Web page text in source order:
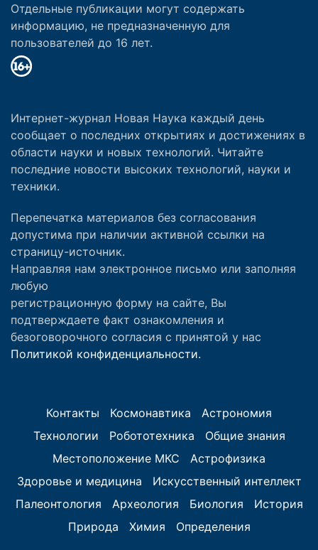
Отдельные публикации могут содержать
информацию, не предназначенную для
пользователей до 16 лет.
Интернет-журнал Новая Наука каждый день
сообщает о последних открытиях и достижениях в
области науки и новых технологий. Читайте
последние новости высоких технологий, науки и
техники.
Перепечатка материалов без согласования
допустима при наличии активной ссылки на
страницу-источник.
Направляя нам электронное письмо или заполняя
любую
регистрационную форму на сайте, Вы
подтверждаете факт ознакомления и
безоговорочного согласия с принятой у нас
Политикой конфиденциальности.
Контакты Космонавтика
Астрономия
Технологии
Робототехника
Общие знания
Местоположение МКС
Астрофизика
Здоровье и медицина
Искусственный интеллект
Палеонтология
Археология Биология
История
Природа
Химия Определения